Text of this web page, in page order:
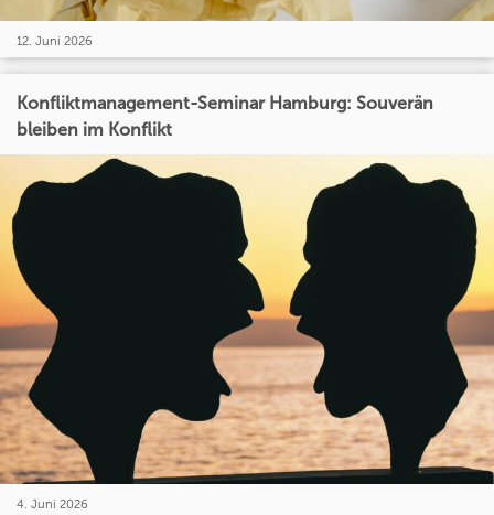
12. Juni 2026
Konfliktmanagement-Seminar Hamburg: Souverän
bleiben im Konflikt
4. Juni 2026